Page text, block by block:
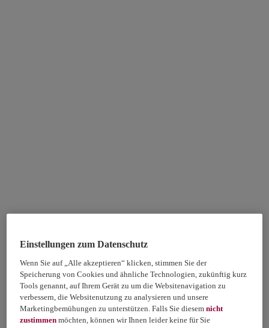
Einstellungen zum Datenschutz
Wenn Sie auf „Alle akzeptieren“ klicken, stimmen Sie der
Speicherung von Cookies und ähnliche Technologien, zukünftig kurz
Tools genannt, auf Ihrem Gerät zu um die Websitenavigation zu
verbessern, die Websitenutzung zu analysieren und unsere
Marketingbemühungen zu unterstützen. Falls Sie diesemnicht
zustimmen möchten, können wir Ihnen leider keine für Sie